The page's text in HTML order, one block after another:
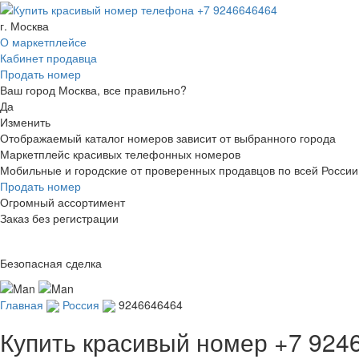
г. Москва
О маркетплейсе
Кабинет продавца
Продать номер
Ваш город Москва, все правильно?
Да
Изменить
Отображаемый каталог номеров зависит от выбранного города
Маркетплейс красивых телефонных номеров
Мобильные и городские от проверенных продавцов по всей России
Продать номер
Огромный ассортимент
Заказ без регистрации
Безопасная сделка
Главная Россия 9246646464
Купить красивый номер +7